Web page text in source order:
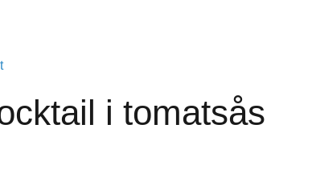
i tomatsås